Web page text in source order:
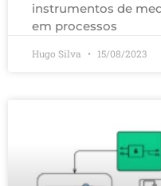
instrumentos de
em processos
Hugo Silva 15/08/2023